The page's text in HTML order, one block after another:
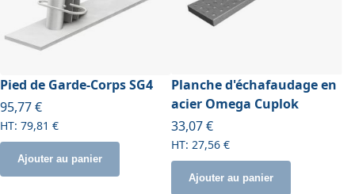
Pied de Garde-Corps SG4
95,77 €
79,81 €
Ajouter au panier
Planche d'échafaudage en
acier Omega Cuplok
À partir de
33,07 €
27,56 €
Ajouter au panier